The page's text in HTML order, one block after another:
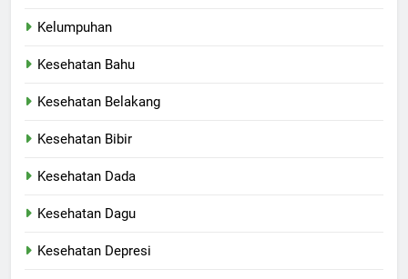
Kelumpuhan
Kesehatan Bahu
Kesehatan Belakang
Kesehatan Bibir
Kesehatan Dada
Kesehatan Dagu
Kesehatan Depresi